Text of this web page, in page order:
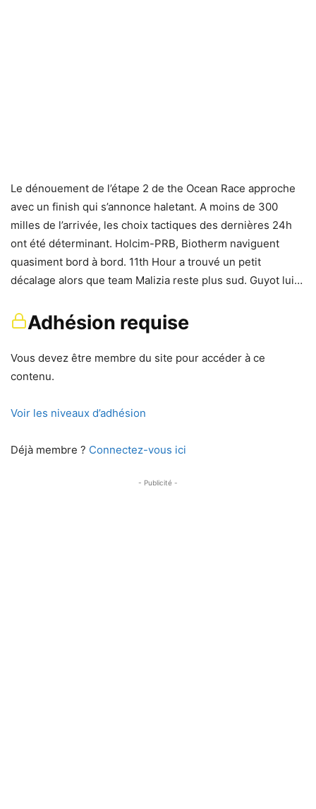
Le dénouement de l’étape 2 de the Ocean Race approche
avec un finish qui s’annonce haletant. A moins de 300
milles de l’arrivée, les choix tactiques des dernières 24h
ont été déterminant. Holcim-PRB, Biotherm naviguent
quasiment bord à bord. 11th Hour a trouvé un petit
décalage alors que team Malizia reste plus sud. Guyot lui…
Adhésion requise
Vous devez être membre du site pour accéder à ce
contenu.
Voir les niveaux d’adhésion
Déjà membre ? Connectez-vous ici
- Publicité -